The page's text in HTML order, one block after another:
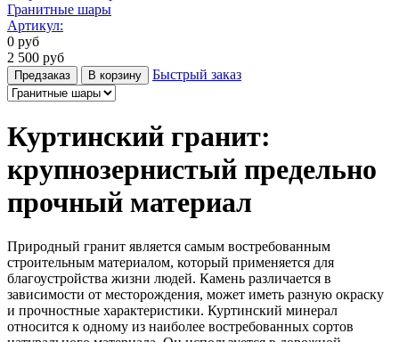
Гранитные шары
Артикул:
0 руб
2 500 руб
Предзаказ В корзину Быстрый заказ
Куртинский гранит:
крупнозернистый предельно
прочный материал
Природный гранит является самым востребованным
строительным материалом, который применяется для
благоустройства жизни людей. Камень различается в
зависимости от месторождения, может иметь разную окраску
и прочностные характеристики. Куртинский минерал
относится к одному из наиболее востребованных сортов